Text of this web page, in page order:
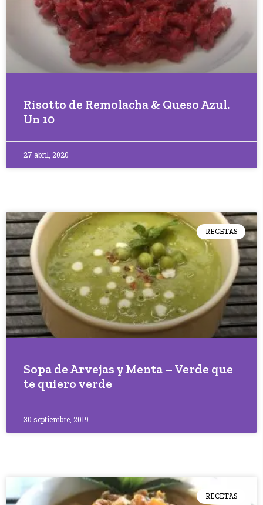
Risotto de Remolacha & Queso Azul.
Un 10
27 abril, 2020
RECETAS
Sopa de Arvejas y Menta – Verde que
te quiero verde
30 septiembre, 2019
RECETAS